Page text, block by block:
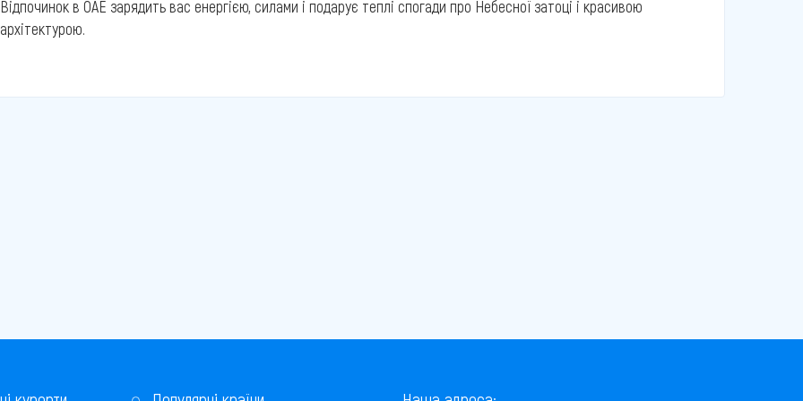
Відпочинок в ОАЕ зарядить вас енергією, силами і подарує теплі спогади про Небесної затоці і красивою
архітектурою.